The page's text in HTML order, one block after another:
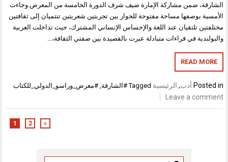
الشارقة، ضمن مشاركة الإمارة ضيف شرف الدورة الخامسة من المعرض.وجاءت
الأمسية بوصفها مساحة مفتوحة للحوار بين تجربتين شعريتين تنتميان إلى ثقافتين
مختلفتين تلتقيان عند اللغة والإحساس الإنساني المشترك، حيث تداخلت العربية
والبولندية في قراءات متبادلة عبرت بالقصيدة بين ضفتي الثقافة،…
READ MORE
Posted in أدب, الرئيسية Tagged #الشارقة ,#معرض_وراسو_الدولي_للكتاب
Leave a comment
1 2 »